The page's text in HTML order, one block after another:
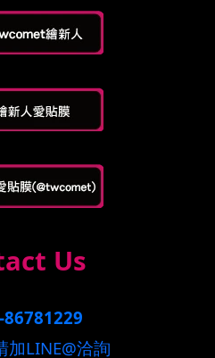
Us
86781229
加LINE@洽詢